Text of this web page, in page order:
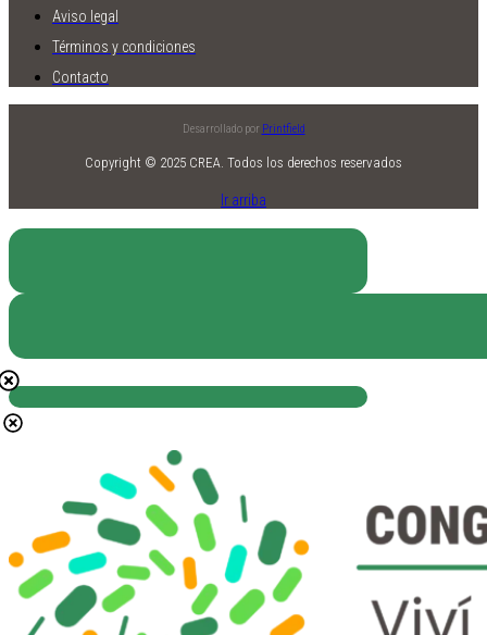
Aviso legal
Términos y condiciones
Contacto
Desarrollado por Printfield
Copyright © 2025 CREA. Todos los derechos reservados
Ir arriba